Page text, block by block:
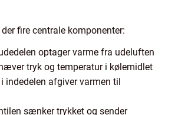
fire centrale komponenter:
optager varme fra udeluften
tryk og temperatur i kølemidlet
indedelen afgiver varmen til
sænker trykket og sender